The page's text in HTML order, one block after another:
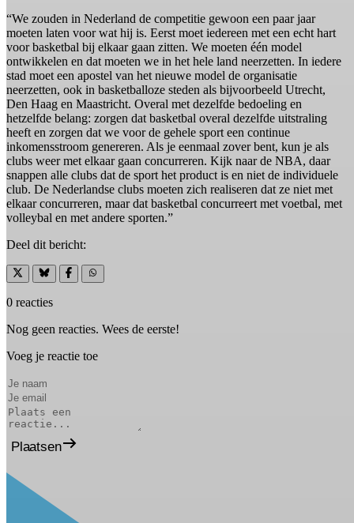
“We zouden in Nederland de competitie gewoon een paar jaar
moeten laten voor wat hij is. Eerst moet iedereen met een echt hart
voor basketbal bij elkaar gaan zitten. We moeten één model
ontwikkelen en dat moeten we in het hele land neerzetten. In iedere
stad moet een apostel van het nieuwe model de organisatie
neerzetten, ook in basketballoze steden als bijvoorbeeld Utrecht,
Den Haag en Maastricht. Overal met dezelfde bedoeling en
hetzelfde belang: zorgen dat basketbal overal dezelfde uitstraling
heeft en zorgen dat we voor de gehele sport een continue
inkomensstroom genereren. Als je eenmaal zover bent, kun je als
clubs weer met elkaar gaan concurreren. Kijk naar de NBA, daar
snappen alle clubs dat de sport het product is en niet de individuele
club. De Nederlandse clubs moeten zich realiseren dat ze niet met
elkaar concurreren, maar dat basketbal concurreert met voetbal, met
volleybal en met andere sporten.”
Deel dit bericht:
0 reacties
Nog geen reacties. Wees de eerste!
Voeg je reactie toe
Plaatsen